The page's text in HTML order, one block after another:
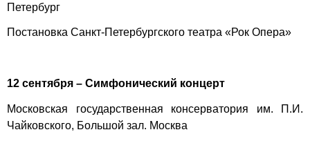
Петербург
Постановка Санкт-Петербургского театра «Рок Опера»
12 сентября – Симфонический концерт
Московская государственная консерватория им. П.И.
Чайковского, Большой зал. Москва